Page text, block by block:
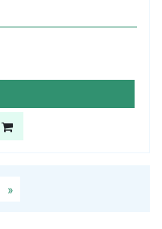
»